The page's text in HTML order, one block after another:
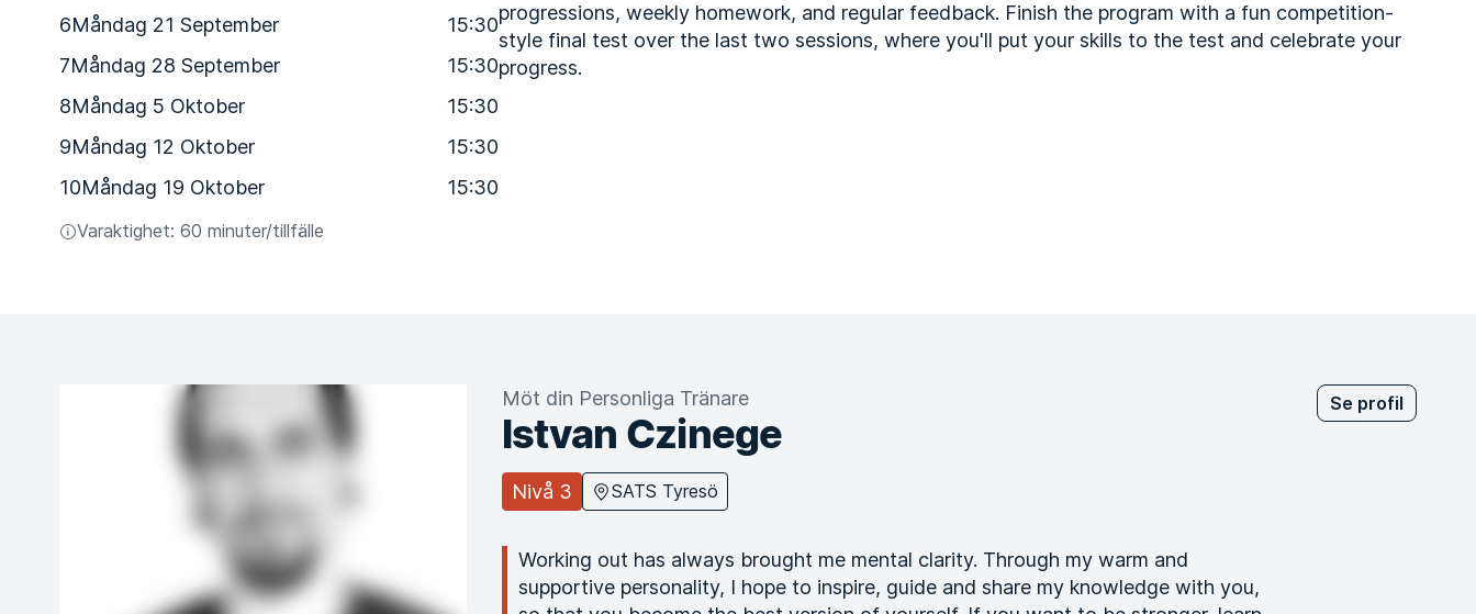
6Måndag 21 September
15:30
7Måndag 28 September
15:30
8Måndag 5 Oktober
15:30
9Måndag 12 Oktober
15:30
10Måndag 19 Oktober 15:30
Varaktighet: 60 minuter/tillfälle
progressions, weekly homework, and regular feedback. Finish the program with a fun competition-
style final test over the last two sessions, where you'll put your skills to the test and celebrate your
progress.
Möt din Personliga Tränare
Istvan Czinege
Nivå 3 SATS Tyresö
Se profil
Working out has always brought me mental clarity. Through my warm and
supportive personality, I hope to inspire, guide and share my knowledge with you,